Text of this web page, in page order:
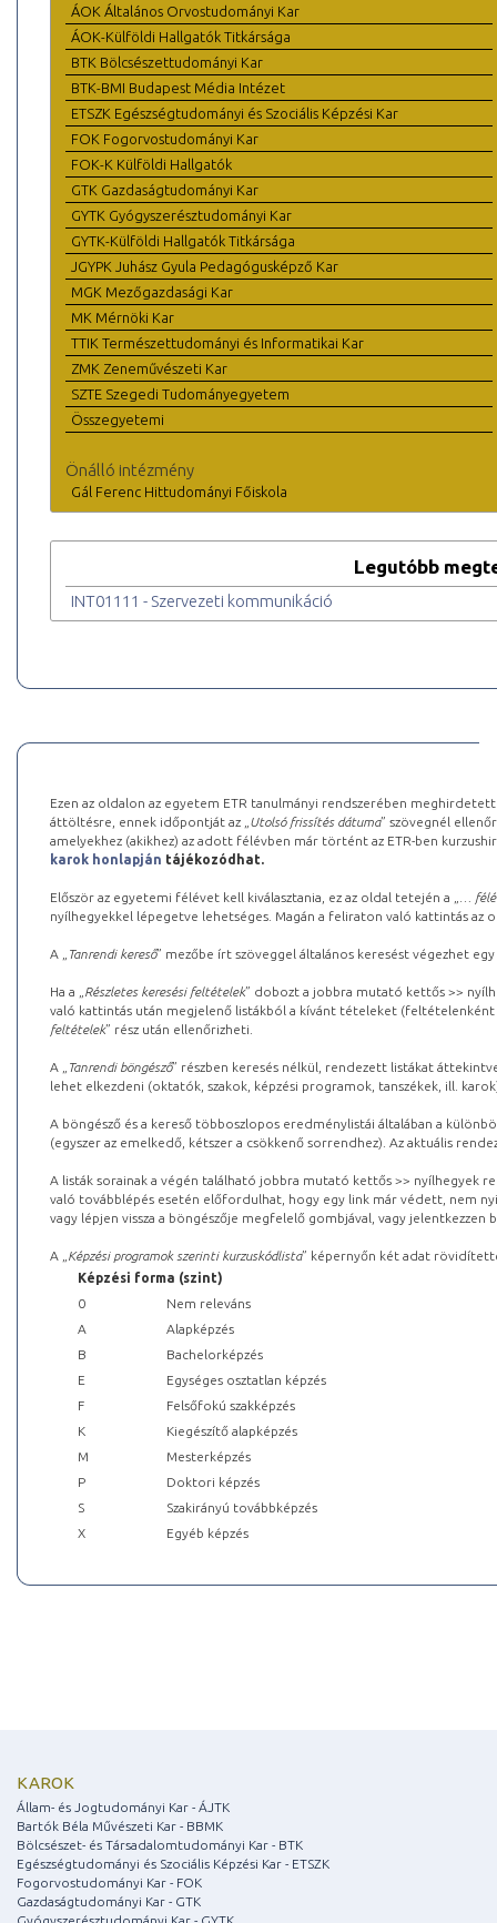
ÁOK Általános Orvostudományi Kar
ÁOK-Külföldi Hallgatók Titkársága
BTK Bölcsészettudományi Kar
BTK-BMI Budapest Média Intézet
ETSZK Egészségtudományi és Szociális Képzési Kar
FOK Fogorvostudományi Kar
FOK-K Külföldi Hallgatók
GTK Gazdaságtudományi Kar
GYTK Gyógyszerésztudományi Kar
GYTK-Külföldi Hallgatók Titkársága
JGYPK Juhász Gyula Pedagógusképző Kar
MGK Mezőgazdasági Kar
MK Mérnöki Kar
TTIK Természettudományi és Informatikai Kar
ZMK Zeneművészeti Kar
SZTE Szegedi Tudományegyetem
Összegyetemi
Önálló intézmény
Gál Ferenc Hittudományi Főiskola
Legutóbb
INT01111 - Szervezeti kommunikáció
Ezen az oldalon az egyetem ETR tanulmányi rendszerében
áttöltésre, ennek időpontját az „ Utolsó frissítés dátuma” szövegnél
amelyekhez (akikhez) az adott félévben már történt az ETR-ben
karok honlapján tájékozódhat.
Először az egyetemi félévet kell kiválasztania, ez az oldal tetején a „
…
nyílhegyekkel lépegetve lehetséges. Magán a feliraton való kattintás az
A „ Tanrendi kereső” mezőbe írt szöveggel általános keresést végezhet
Ha a „ Részletes keresési feltételek” dobozt a jobbra mutató kettős >>
való kattintás után megjelenő listákból a kívánt tételeket (feltételenként
feltételek” rész után ellenőrizheti.
A „ Tanrendi böngésző” részben keresés nélkül, rendezett listákat
lehet elkezdeni (oktatók, szakok, képzési programok, tanszékek, ill.
A böngésző és a kereső többoszlopos eredménylistái általában a
(egyszer az emelkedő, kétszer a csökkenő sorrendhez). Az aktuális
A listák sorainak a végén található jobbra mutató kettős >> nyílhegyek
való továbblépés esetén előfordulhat, hogy egy link már védett, nem
vagy lépjen vissza a böngészője megfelelő gombjával, vagy
A „ Képzési programok szerinti kurzuskódlista” képernyőn két adat
Képzési forma (szint)
0
Nem releváns
A
Alapképzés
B
Bachelorképzés
E
Egységes osztatlan képzés
F
Felsőfokú szakképzés
K
Kiegészítő alapképzés
M
Mesterképzés
P
Doktori képzés
S
Szakirányú továbbképzés
X
Egyéb képzés
KAROK
Állam- és Jogtudományi Kar - ÁJTK
Bartók Béla Művészeti Kar - BBMK
Bölcsészet- és Társadalomtudományi Kar - BTK
Egészségtudományi és Szociális Képzési Kar - ETSZK
Fogorvostudományi Kar - FOK
Gazdaságtudományi Kar - GTK